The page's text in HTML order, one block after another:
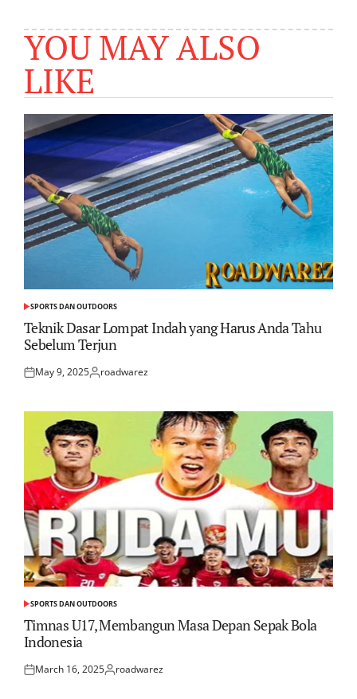
YOU MAY ALSO
LIKE
POSTED
IN
SPORTS DAN OUTDOORS
Teknik Dasar Lompat Indah yang Harus Anda Tahu
Sebelum Terjun
Posted
May 9, 2025Posted
roadwarez
POSTED
IN
SPORTS DAN OUTDOORS
Timnas U17, Membangun Masa Depan Sepak Bola
Indonesia
PostedMarch 16, 2025Posted
roadwarez